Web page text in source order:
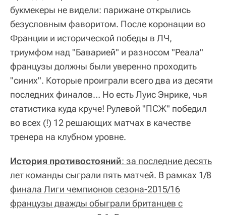
букмекеры не видели: парижане открылись
безусловным фаворитом. После коронации во
Франции и исторической победы в ЛЧ,
триумфом над "Баварией" и разносом "Реала"
французы должны были уверенно проходить
"синих". Которые проиграли всего два из десяти
последних финалов… Но есть Луис Энрике, чья
статистика куда круче! Рулевой "ПСЖ" победил
во всех (!) 12 решающих матчах в качестве
тренера на клубном уровне.
История противостояний: за последние десять
лет команды сыграли пять матчей. В рамках 1/8
финала Лиги чемпионов сезона-2015/16
французы дважды обыграли британцев с